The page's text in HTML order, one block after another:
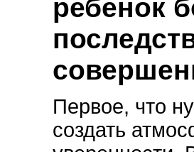
ребенок
Первое, что
создать